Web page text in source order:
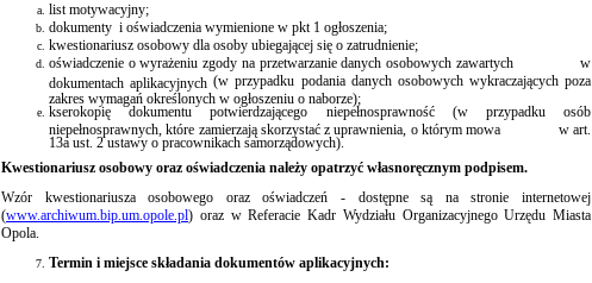
list motywacyjny;
dokumenty i oświadczenia wymienione w pkt 1 ogłoszenia;
kwestionariusz osobowy dla osoby ubiegającej się o zatrudnienie;
oświadczenie o wyrażeniu zgody na przetwarzanie danych osobowych zawartych w
dokumentach aplikacyjnych(w przypadku podania danych osobowych wykraczających poza
zakres wymagań określonych w ogłoszeniu o naborze);
kserokopię dokumentu potwierdzającego niepełnosprawność (w przypadku osób
niepełnosprawnych, które zamierzają skorzystać z uprawnienia, o którym mowa w art.
13a ust. 2 ustawy o pracownikach samorządowych).
Kwestionariusz osobowy oraz oświadczenia należy opatrzyć własnoręcznym podpisem.
Wzór kwestionariusza osobowego oraz oświadczeń - dostępne są na stronie internetowej
(www.archiwum.bip.um.opole.pl) oraz w Referacie Kadr Wydziału Organizacyjnego Urzędu Miasta
Opola.
Termin i miejsce składania dokumentów aplikacyjnych: